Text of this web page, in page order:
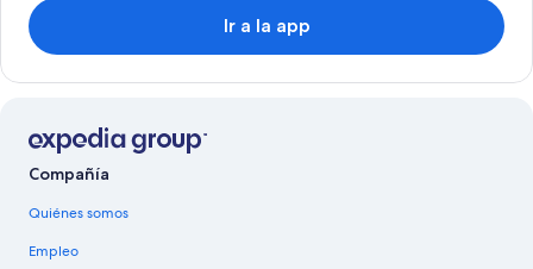
Ir a la app
Compañía
Quiénes somos
Empleo